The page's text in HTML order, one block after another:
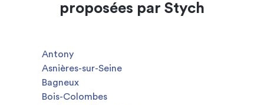
proposées par Stych
Antony
Asnières-sur-Seine
Bagneux
Bois-Colombes